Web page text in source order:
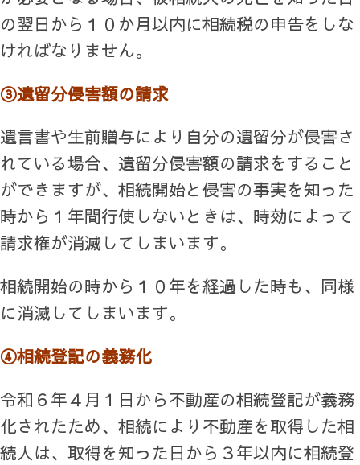
の翌日から１０か月以内に相続税の申告をしな
ければなりません。
③遺留分侵害額の請求
遺言書や生前贈与により自分の遺留分が侵害さ
れている場合、遺留分侵害額の請求をすること
ができますが、相続開始と侵害の事実を知った
時から１年間行使しないときは、時効によって
請求権が消滅してしまいます。
相続開始の時から１０年を経過した時も、同様
に消滅してしまいます。
④相続登記の義務化
令和６年４月１日から不動産の相続登記が義務
化されたため、相続により不動産を取得した相
続人は、取得を知った日から３年以内に相続登